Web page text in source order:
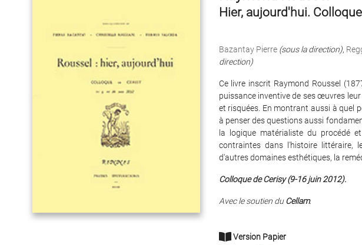
Hier, aujourd'hui.
Bazantay Pierre (sous la direction),
direction)
Ce livre inscrit Raymond Roussel
puissance inventive de ses œuvres
et risquées. En montrant aussi à quel
à penser des questions aussi
la logique matérialiste du procédé
contraintes dans l'histoire littéraire,
d'autres domaines esthétiques, la
Colloque de Cerisy (9-16 juin 2012).
Avec le soutien duCellam.
Version Papier